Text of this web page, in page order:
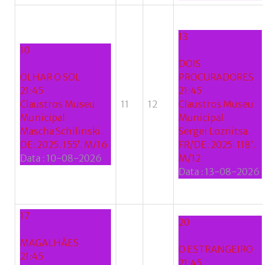
10
OLHAR O SOL
21:45
Claustros Museu
Municipal
Mascha Schilinski.
DE: 2025. 155’. M/16
Data : 10-08-2026
11 12
13
DOIS
PROCURADORES
21:45
Claustros Museu
Municipal
Sergei Loznitsa.
FR/DE: 2025. 118’.
M/12
Data : 13-08-2026
17
MAGALHÃES
21:45
20
O ESTRANGEIRO